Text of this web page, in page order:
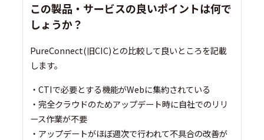
この製品・サービスの良いポイントは何で
しょうか？
PureConnect(旧CIC)との比較して良いところを記載
します。
・CTIで必要とする機能がWebに集約されている
・完全クラウドのためアップデート時に自社でのリリ
ース作業が不要
・アップデートがほぼ週次で行われて不具合の改善が